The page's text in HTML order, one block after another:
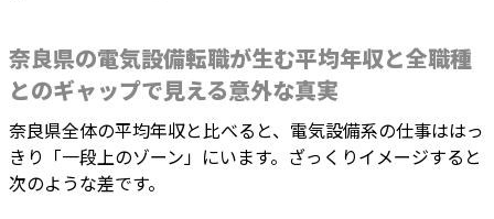
奈良県の電気設備転職が生む平均年収と全職種
とのギャップで見える意外な真実
奈良県全体の平均年収と比べると、電気設備系の仕事ははっ
きり「一段上のゾーン」にいます。ざっくりイメージすると
次のような差です。